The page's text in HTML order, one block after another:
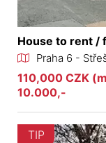
House to rent /
Praha 6 -
110,000 CZK
10.000,-
TIP